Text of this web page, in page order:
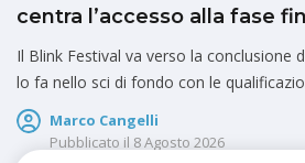
centra l’accesso alla fase
Il Blink Festival va verso la conclusione
lo fa nello sci di fondo con le
Marco Cangelli
Pubblicato il 8 Agosto 2026